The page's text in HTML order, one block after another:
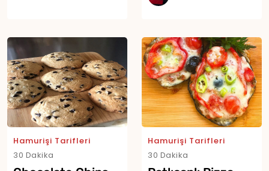
Hamurişi Tarifleri
30 Dakika
Hamurişi Tarifleri
30 Dakika